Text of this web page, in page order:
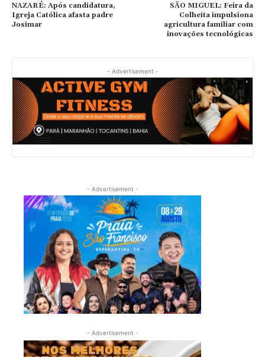
NAZARÉ: Após candidatura,
Igreja Católica afasta padre
Josimar
SÃO MIGUEL: Feira da
Colheita impulsiona
agricultura familiar com
inovações tecnológicas
- Advertisement -
- Advertisement -
- Advertisement -